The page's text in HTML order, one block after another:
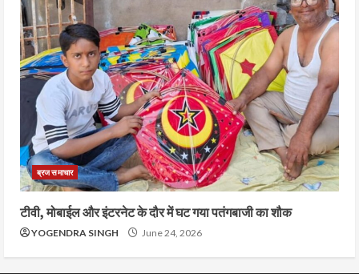
ब्रज समाचार
टीवी, मोबाईल और इंटरनेट के दौर में घट गया पतंगबाजी का शौक
YOGENDRA SINGH June 24, 2026